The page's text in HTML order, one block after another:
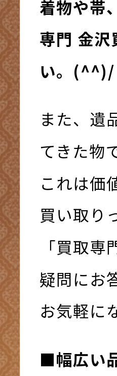
着物や帯
専門 金
い。(^^)/
また、遺
てきた物
これは価
買い取り
「買取
疑問にお
お気軽に
■幅広い